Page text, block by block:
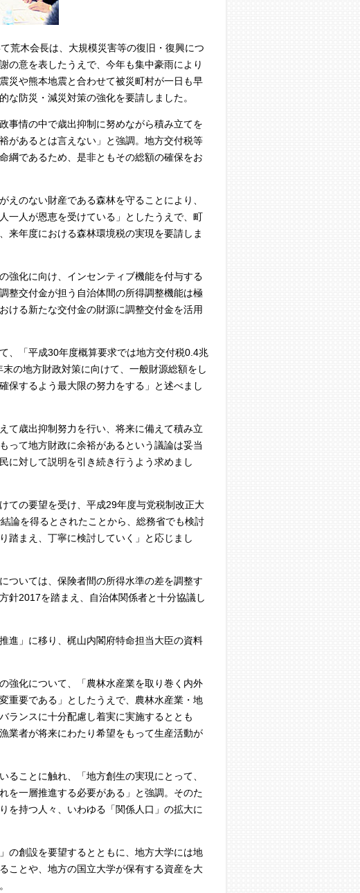
荒木会長は、大規模災害等の復旧・復興につ
の意を表したうえで、今年も集中豪雨により
災や熊本地震と合わせて被災町村が一日も早
防災・減災対策の強化を要請しました。
事情の中で歳出抑制に努めながら積み立てを
があるとは言えない」と強調。地方交付税等
綱であるため、是非ともその総額の確保をお
のない財産である森林を守ることにより、
一人が恩恵を受けている」としたうえで、町
来年度における森林環境税の実現を要請しま
強化に向け、インセンティブ機能を付与する
整交付金が担う自治体間の所得調整機能は極
ける新たな交付金の財源に調整交付金を活用
、「平成30年度概算要求では地方交付税0.4兆
の地方財政対策に向けて、一般財源総額をし
保するよう最大限の努力をする」と述べまし
て歳出抑制努力を行い、将来に備えて積み立
って地方財政に余裕があるという議論は妥当
に対して説明を引き続き行うよう求めまし
ての要望を受け、平成29年度与党税制改正大
論を得るとされたことから、総務省でも検討
踏まえ、丁寧に検討していく」と応じまし
ついては、保険者間の所得水準の差を調整す
針2017を踏まえ、自治体関係者と十分協議し
進」に移り、梶山内閣府特命担当大臣の資料
強化について、「農林水産業を取り巻く内外
重要である」としたうえで、農林水産業・地
ランスに十分配慮し着実に実施するととも
業者が将来にわたり希望をもって生産活動が
ことに触れ、「地方創生の実現にとって、
を一層推進する必要がある」と強調。そのた
を持つ人々、いわゆる「関係人口」の拡大に
の創設を要望するとともに、地方大学には地
ことや、地方の国立大学が保有する資産を大